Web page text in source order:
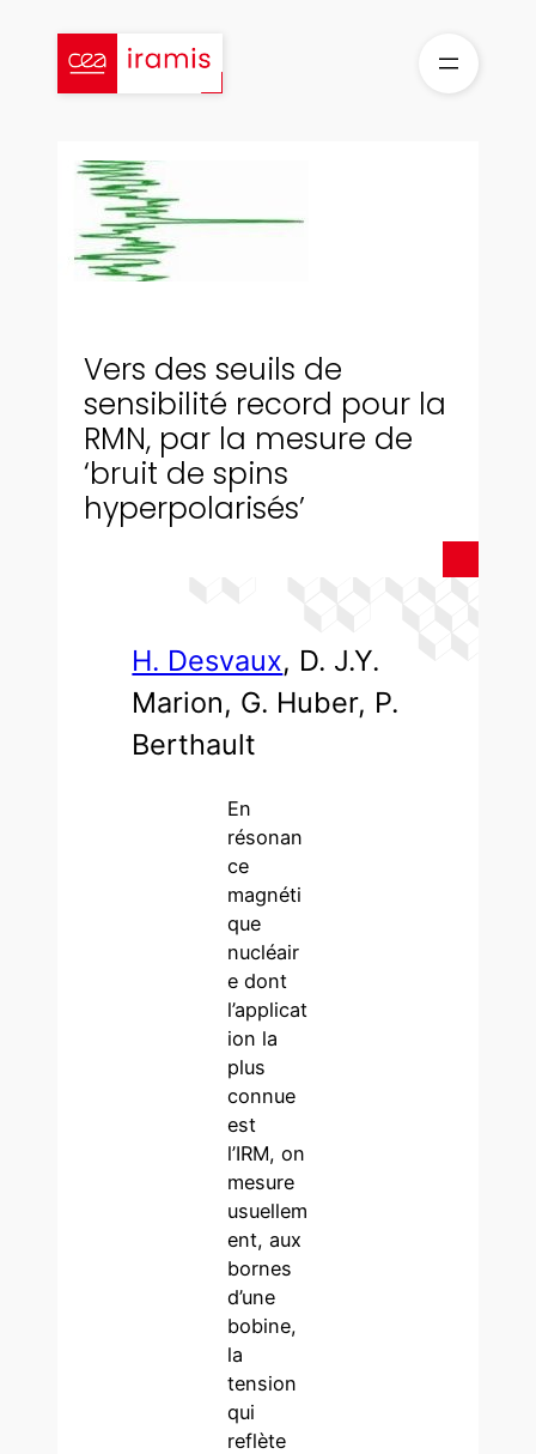
contenu
Vers des seuils de
sensibilité record pour la
RMN, par la mesure de
‘bruit de spins
hyperpolarisés’
H. Desvaux, D. J.Y.
Marion, G. Huber, P.
Berthault
En
résonan
ce
magnéti
que
nucléair
e dont
l’applicat
ion la
plus
connue
est
l’IRM, on
mesure
usuellem
ent, aux
bornes
d’une
bobine,
la
tension
qui
reflète